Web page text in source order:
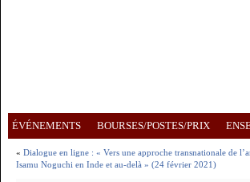
ÉVÉNEMENTS BOURSES/POSTES/PRIX
« Dialogue en ligne : « Vers une approche transnationale de
Isamu Noguchi en Inde et au-delà » (24 février 2021)